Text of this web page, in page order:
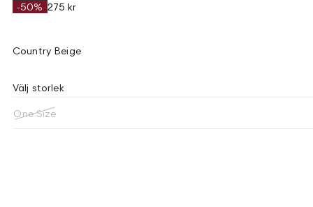
-50% 275 kr
Country Beige
Välj storlek
One Size